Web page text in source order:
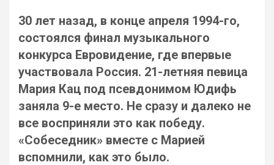
30 лет назад, в конце апреля 1994-го,
состоялся финал музыкального
конкурса Евровидение, где впервые
участвовала Россия. 21-летняя певица
Мария Кац под псевдонимом Юдифь
заняла 9-е место. Не сразу и далеко не
все восприняли это как победу.
«Собеседник» вместе с Марией
вспомнили, как это было.